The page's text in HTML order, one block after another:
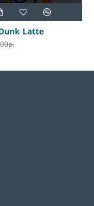
Latte